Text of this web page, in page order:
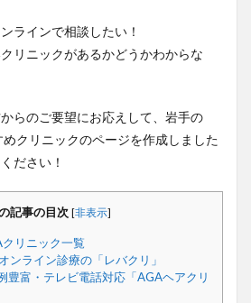
ラインで相談したい！
リニックがあるかどうかわからな
らのご要望にお応えして、岩手の
クリニックのページを作成しました
ださい！
記事の目次 [非表示]
リニック一覧
ライン診療の「レバクリ」
富・テレビ電話対応「AGAヘアクリ